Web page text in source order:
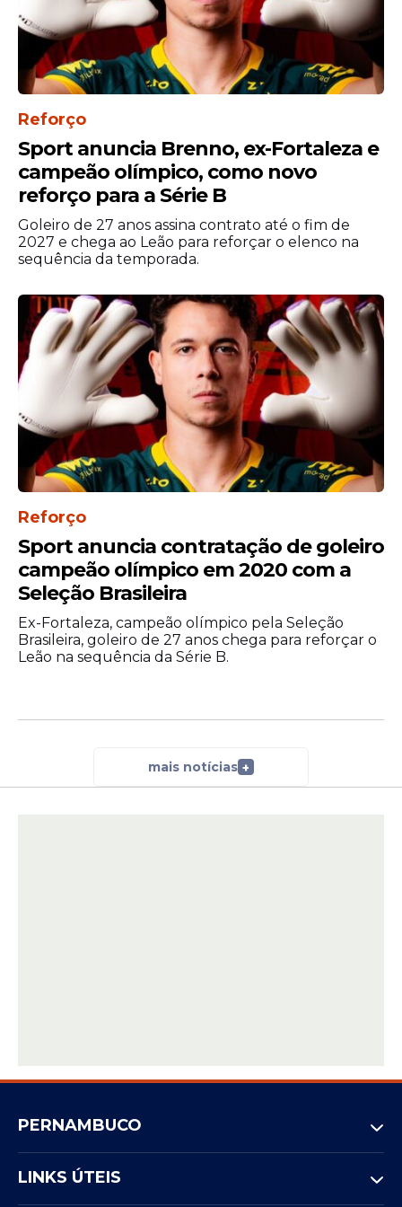
Reforço
Sport anuncia Brenno, ex-Fortaleza e
campeão olímpico, como novo
reforço para a Série B
Goleiro de 27 anos assina contrato até o fim de
2027 e chega ao Leão para reforçar o elenco na
sequência da temporada.
Reforço
Sport anuncia contratação de goleiro
campeão olímpico em 2020 com a
Seleção Brasileira
Ex-Fortaleza, campeão olímpico pela Seleção
Brasileira, goleiro de 27 anos chega para reforçar o
Leão na sequência da Série B.
mais notícias +
PERNAMBUCO
LINKS ÚTEIS